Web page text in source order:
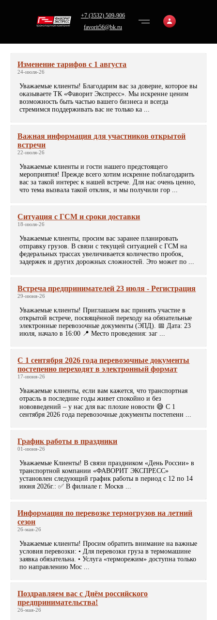
+7 (3532) 509-906
favorit56@bk.ru
Изменение тарифов с 1 августа
24-июля-26
Уважаемые клиенты! Благодарим вас за доверие, которое вы
оказываете ТК «Фаворит Экспресс». Мы искренне ценим
возможность быть частью вашего бизнеса и всегда
стремимся поддерживать вас не только ка ...
Важная информация для участников открытой
встречи
22-июля-26
Уважаемые клиенты и гости нашего предстоящего
мероприятия! Прежде всего хотим искренне поблагодарить
вас за такой интерес к нашей встрече. Для нас очень ценно,
что тема вызвала такой отклик, и мы получили гор ...
Ситуация с ГСМ и сроки доставки
18-июля-26
Уважаемые клиенты, просим вас заранее планировать
отправку грузов. В связи с текущей ситуацией с ГСМ на
федеральных трассах увеличивается количество пробок,
задержек и других дорожных сложностей. Это может по ...
Встреча предпринимателей 23 июля - Регистрация
29-июня-26
Уважаемые клиенты! Приглашаем вас принять участие в
открытой встрече, посвящённой переходу на обязательные
электронные перевозочные документы (ЭПД). 📅 Дата: 23
июля, начало в 16:00 📍 Место проведения: заг ...
С 1 сентября 2026 года перевозочные документы
постепенно переходят в электронный формат
17-июня-26
Уважаемые клиенты, если вам кажется, что транспортная
отрасль в последние годы живет спокойно и без
нововведений – у нас для вас плохие новости 😅 С 1
сентября 2026 года перевозочные документы постепенн ...
График работы в праздники
01-июня-26
Уважаемые Клиенты! В связи праздником «День России» в
транспортной компании «ФАВОРИТ ЭКСПРЕСС»
установлен следующий график работы в период с 12 по 14
июня 2026г.: ✅ В филиале г. Москв ...
Информация по перевозке термогрузов на летний
сезон
26-мая-26
Уважаемые клиенты! Просим обратить внимание на важные
условия перевозки: • Для перевозки груза в термомашине
заявка обязательна. • Услуга «терморежим» доступна только
по направлению Мос ...
Поздравляем вас с Днём российского
предпринимательства!
26-мая-26